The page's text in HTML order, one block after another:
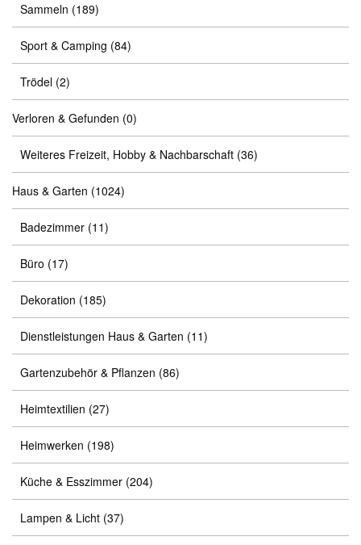
Sammeln (189)
Sport & Camping (84)
Trödel (2)
Verloren & Gefunden (0)
Weiteres Freizeit, Hobby & Nachbarschaft (36)
Haus & Garten (1024)
Badezimmer (11)
Büro (17)
Dekoration (185)
Dienstleistungen Haus & Garten (11)
Gartenzubehör & Pflanzen (86)
Heimtextilien (27)
Heimwerken (198)
Küche & Esszimmer (204)
Lampen & Licht (37)